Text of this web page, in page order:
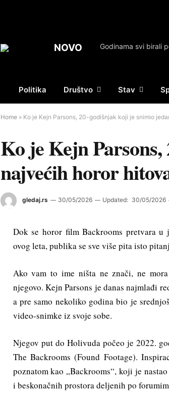
NOVO
Politika Društvo Stav
Home » Ko je Kejn Parsons, 20-godišnjak koji je snimio
Ko je Kejn
najvećih horor
gledaj.rs 30/05/2026 Updated: 30/05/2026
Dok se horor film Backrooms pretvara u
ovog leta, publika se sve više pita isto
Ako vam to ime ništa ne znači, ne
njegovo. Kejn Parsons je danas najmlađi
a pre samo nekoliko godina bio je
video-snimke iz svoje sobe.
Njegov put do Holivuda počeo je 2022.
The Backrooms (Found Footage).
poznatom kao „Backrooms“, koji je
i beskonačnih prostora deljenih po